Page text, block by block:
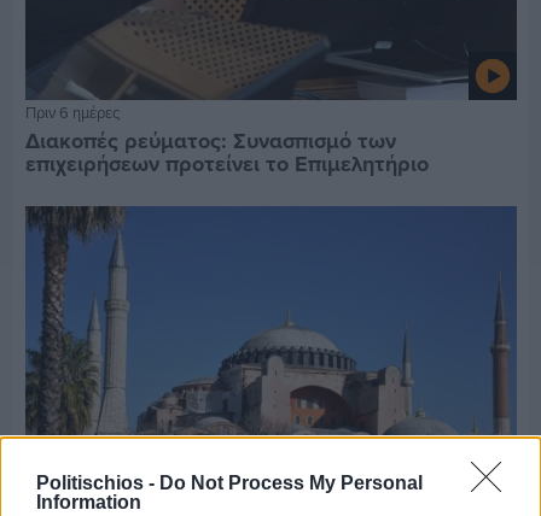
Politischios - Do Not Process My Personal
Information
Πριν 6 ημέρες
Διακοπές ρεύματος: Συνασπισμό των
επιχειρήσεων προτείνει το Επιμελητήριο